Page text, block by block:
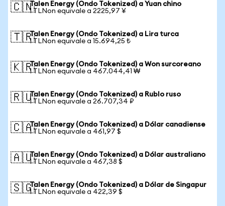
🇨🇳Talen Energy (Ondo Tokenized) a Yuan chino
1 TLNon equivale a 2225,97 ¥
🇹🇷Talen Energy (Ondo Tokenized) a Lira turca
1 TLNon equivale a 15.694,25 ₺
🇰🇷Talen Energy (Ondo Tokenized) a Won surcoreano
1 TLNon equivale a 467.044,41 ₩
🇷🇺Talen Energy (Ondo Tokenized) a Rublo ruso
1 TLNon equivale a 26.707,34 ₽
🇨🇦Talen Energy (Ondo Tokenized) a Dólar canadiense
1 TLNon equivale a 461,97 $
🇦🇺Talen Energy (Ondo Tokenized) a Dólar australiano
1 TLNon equivale a 467,38 $
🇸🇬Talen Energy (Ondo Tokenized) a Dólar de Singapur
1 TLNon equivale a 422,39 $